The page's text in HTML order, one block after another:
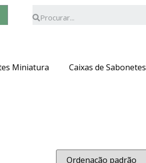
Miniatura Caixas de Sabonetes
valor deverá ser superior a 70€.